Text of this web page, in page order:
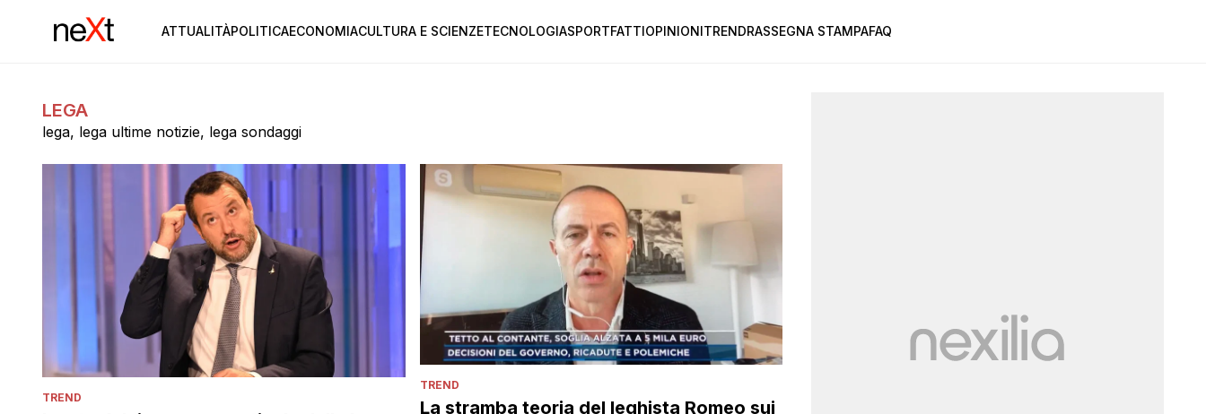
ATTUALITÀPOLITICAECONOMIACULTURA E SCIENZETECNOLOGIASPORTFATTIOPINIONITRENDRASSEGNA STAMPAFAQ
LEGA
lega, lega ultime notizie, lega sondaggi
TREND
TREND
La stramba teoria del leghista Romeo sui